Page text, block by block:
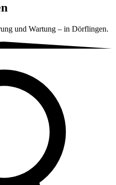
und Wartung – in Dörflingen.